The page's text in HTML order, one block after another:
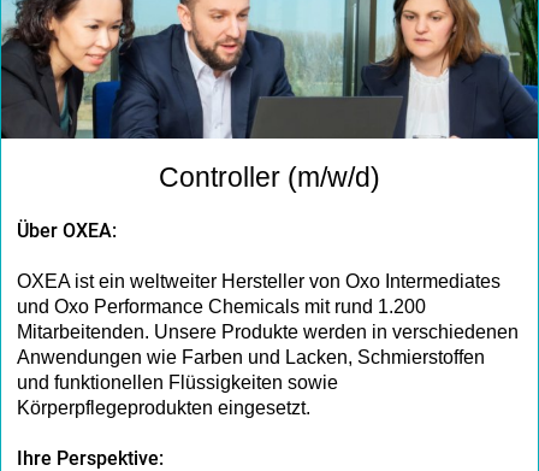
Controller (m/w/d)
Über OXEA:
OXEA ist ein weltweiter Hersteller von Oxo Intermediates
und Oxo Performance Chemicals mit rund 1.200
Mitarbeitenden. Unsere Produkte werden in verschiedenen
Anwendungen wie Farben und Lacken, Schmierstoffen
und funktionellen Flüssigkeiten sowie
Körperpflegeprodukten eingesetzt.
Ihre Perspektive: